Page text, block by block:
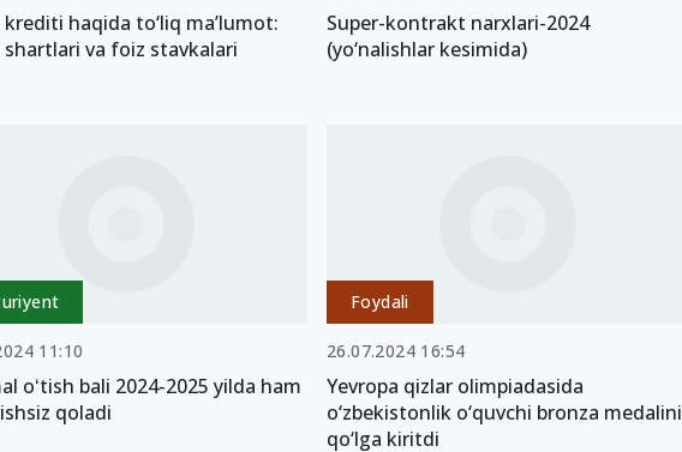
krediti haqida to‘liq ma’lumot:
shartlari va foiz stavkalari
Super-kontrakt narxlari-2024
(yo‘nalishlar kesimida)
11:10
oʻtish bali 2024-2025 yilda ham
qoladi
Foydali
26.07.2024 16:54
Yevropa qizlar olimpiadasida
o‘zbekistonlik o‘quvchi bronza medalini
qo‘lga kiritdi